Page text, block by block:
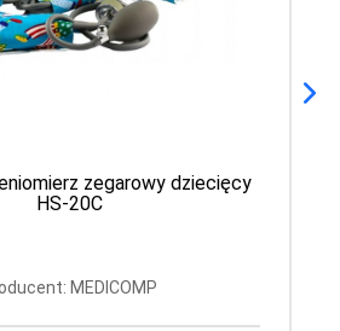
zegarowy dziecięcy
HS-20C
MEDICOMP